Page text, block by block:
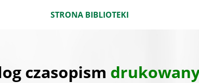
STRONA BIBLIOTEKI
czasopism